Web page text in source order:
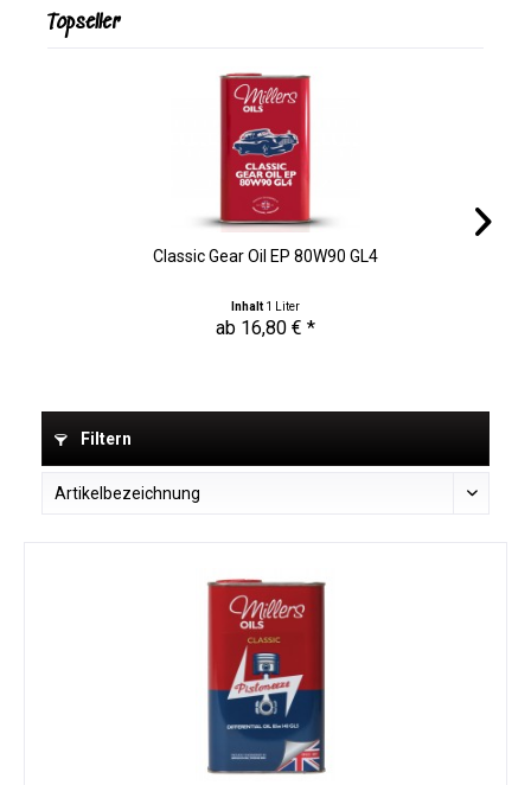
Topseller
Classic Gear Oil EP 80W90 GL4
Inhalt 1 Liter
ab 16,80 € *
Filtern